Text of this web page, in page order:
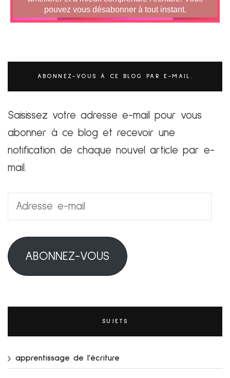
ABONNEZ-VOUS À CE BLOG PAR E-MAIL.
Saisissez votre adresse e-mail pour vous
abonner à ce blog et recevoir une
notification de chaque nouvel article par e-
mail.
Adresse
e-
mail
ABONNEZ-VOUS
SUJETS
apprentissage de l'écriture